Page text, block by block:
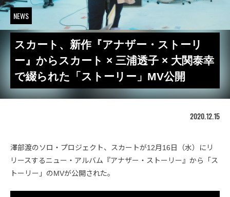
NEWS
スカート、新作『アナザー・ストーリ
ー』からスカート × 三浦透子 × 大関泰幸
で綴られた「ストーリー」MV公開
2020.12.15
澤部渡のソロ・プロジェクト、スカートが12月16日（水）にリ
リースするニュー・アルバム『アナザー・ストーリー』から「ス
トーリー」のMVが公開された。